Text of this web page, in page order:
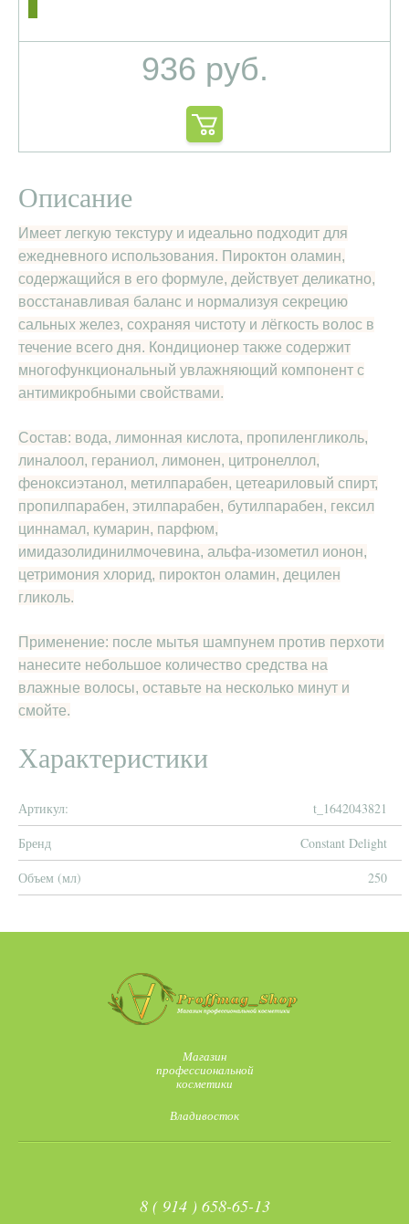
936 руб.
Описание
Имеет легкую текстуру и идеально подходит для
ежедневного использования. Пироктон оламин,
содержащийся в его формуле, действует деликатно,
восстанавливая баланс и нормализуя секрецию
сальных желез, сохраняя чистоту и лёгкость волос в
течение всего дня. Кондиционер также содержит
многофункциональный увлажняющий компонент с
антимикробными свойствами.
Состав: вода, лимонная кислота, пропиленгликоль,
линалоол, гераниол, лимонен, цитронеллол,
феноксиэтанол, метилпарабен, цетеариловый спирт,
пропилпарабен, этилпарабен, бутилпарабен, гексил
циннамал, кумарин, парфюм,
имидазолидинилмочевина, альфа-изометил ионон,
цетримония хлорид, пироктон оламин, децилен
гликоль.
Применение: после мытья шампунем против перхоти
нанесите небольшое количество средства на
влажные волосы, оставьте на несколько минут и
смойте.
Характеристики
Артикул:
t_1642043821
Бренд
Constant Delight
Объем (мл)
250
Магазин
профессиональной
косметики
Владивосток
8 ( 914 ) 658-65-13